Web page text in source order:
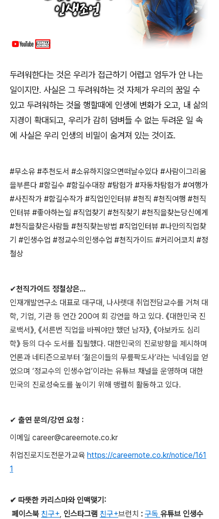
두려워한다는 것은 우리가 접근하기 어렵고 엄두가 안 나는
일이지만. 사실은 그 두려워하는 것 자체가 우리의 꿈일 수
있고 두려워하는 것을 행할때에 인생에 변화가 오고 내 삶의
지경이 확대되고 우리가 감히 덤벼들 수 없는 두려운 일 속
에 사실은 우리 인생의 비밀이 숨겨져 있는 것이죠.
#무소유 #추천도서 #소유하지않으면떠날수있다 #사람이그리움
을부른다 #함길수 #함길수대장 #탐험가 #자동차탐험가 #여행가
#사진작가 #함길수작가 #직업인인터뷰 #천직 #천직여행 #천직
인터뷰 #좋아하는일 #직업찾기 #천직찾기 #천직을찾는당신에게
#천직을찾은사람들 #천직찾는방법 #직업인터뷰 #나만의직업찾
기 #인생수업 #정교수의인생수업 #천직가이드 #커리어코치 #정
철상
✔천직가이드 정철상은...
인재개발연구소 대표로 대구대, 나사렛대 취업전담교수를 거쳐 대
학, 기업, 기관 등 연간 200여 회 강연을 하고 있다. 《대한민국 진
로백서》, 《서른번 직업을 바꿔야만 했던 남자》, 《아보카도 심리
학》 등의 다수 도서를 집필했다. 대한민국의 진로방향을 제시하며
언론과 네티즌으로부터 ‘젊은이들의 무릎팍도사’라는 닉네임을 얻
었으며 ‘정교수의 인생수업’이라는 유튜브 채널을 운영하며 대한
민국의 진로성숙도를 높이기 위해 맹렬히 활동하고 있다.
✔ 출연 문의 /강연 요청 :
이메일 career@careernote.co.kr
취업진로지도전문가교육 https://careernote.co.kr/notice/161
1
✔ 따뜻한 카리스마와 인맥맺기 :
페이스북 친구+, 인스타그램 친구+브런치 : 구독 유튜브 인생수